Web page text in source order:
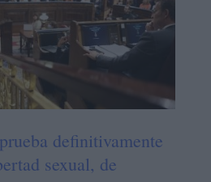
definitivamente
sexual, de